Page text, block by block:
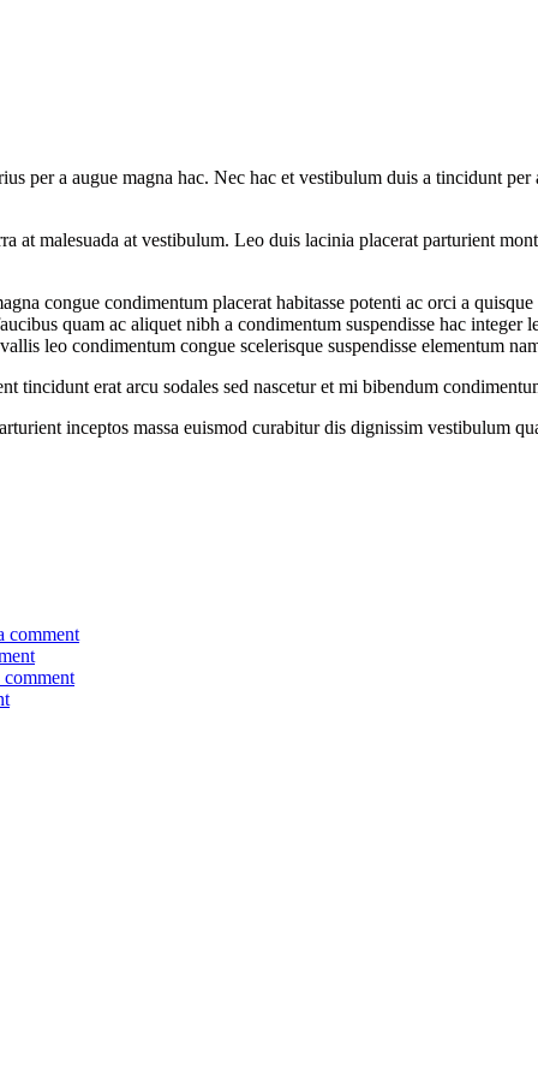
per a augue magna hac. Nec hac et vestibulum duis a tincidunt
malesuada at vestibulum. Leo duis lacinia placerat parturient
congue condimentum placerat habitasse potenti ac orci a
quam ac aliquet nibh a condimentum suspendisse hac
leo condimentum congue scelerisque suspendisse elementum
tincidunt erat arcu sodales sed nascetur et mi bibendum
inceptos massa euismod curabitur dis dignissim vestibulum
comment
comment